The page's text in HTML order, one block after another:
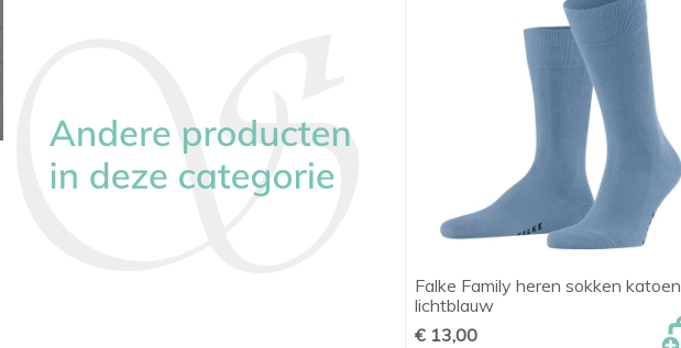
 Snel bekijken
Falke Family heren sokken katoen
lichtblauw
€ 13,00